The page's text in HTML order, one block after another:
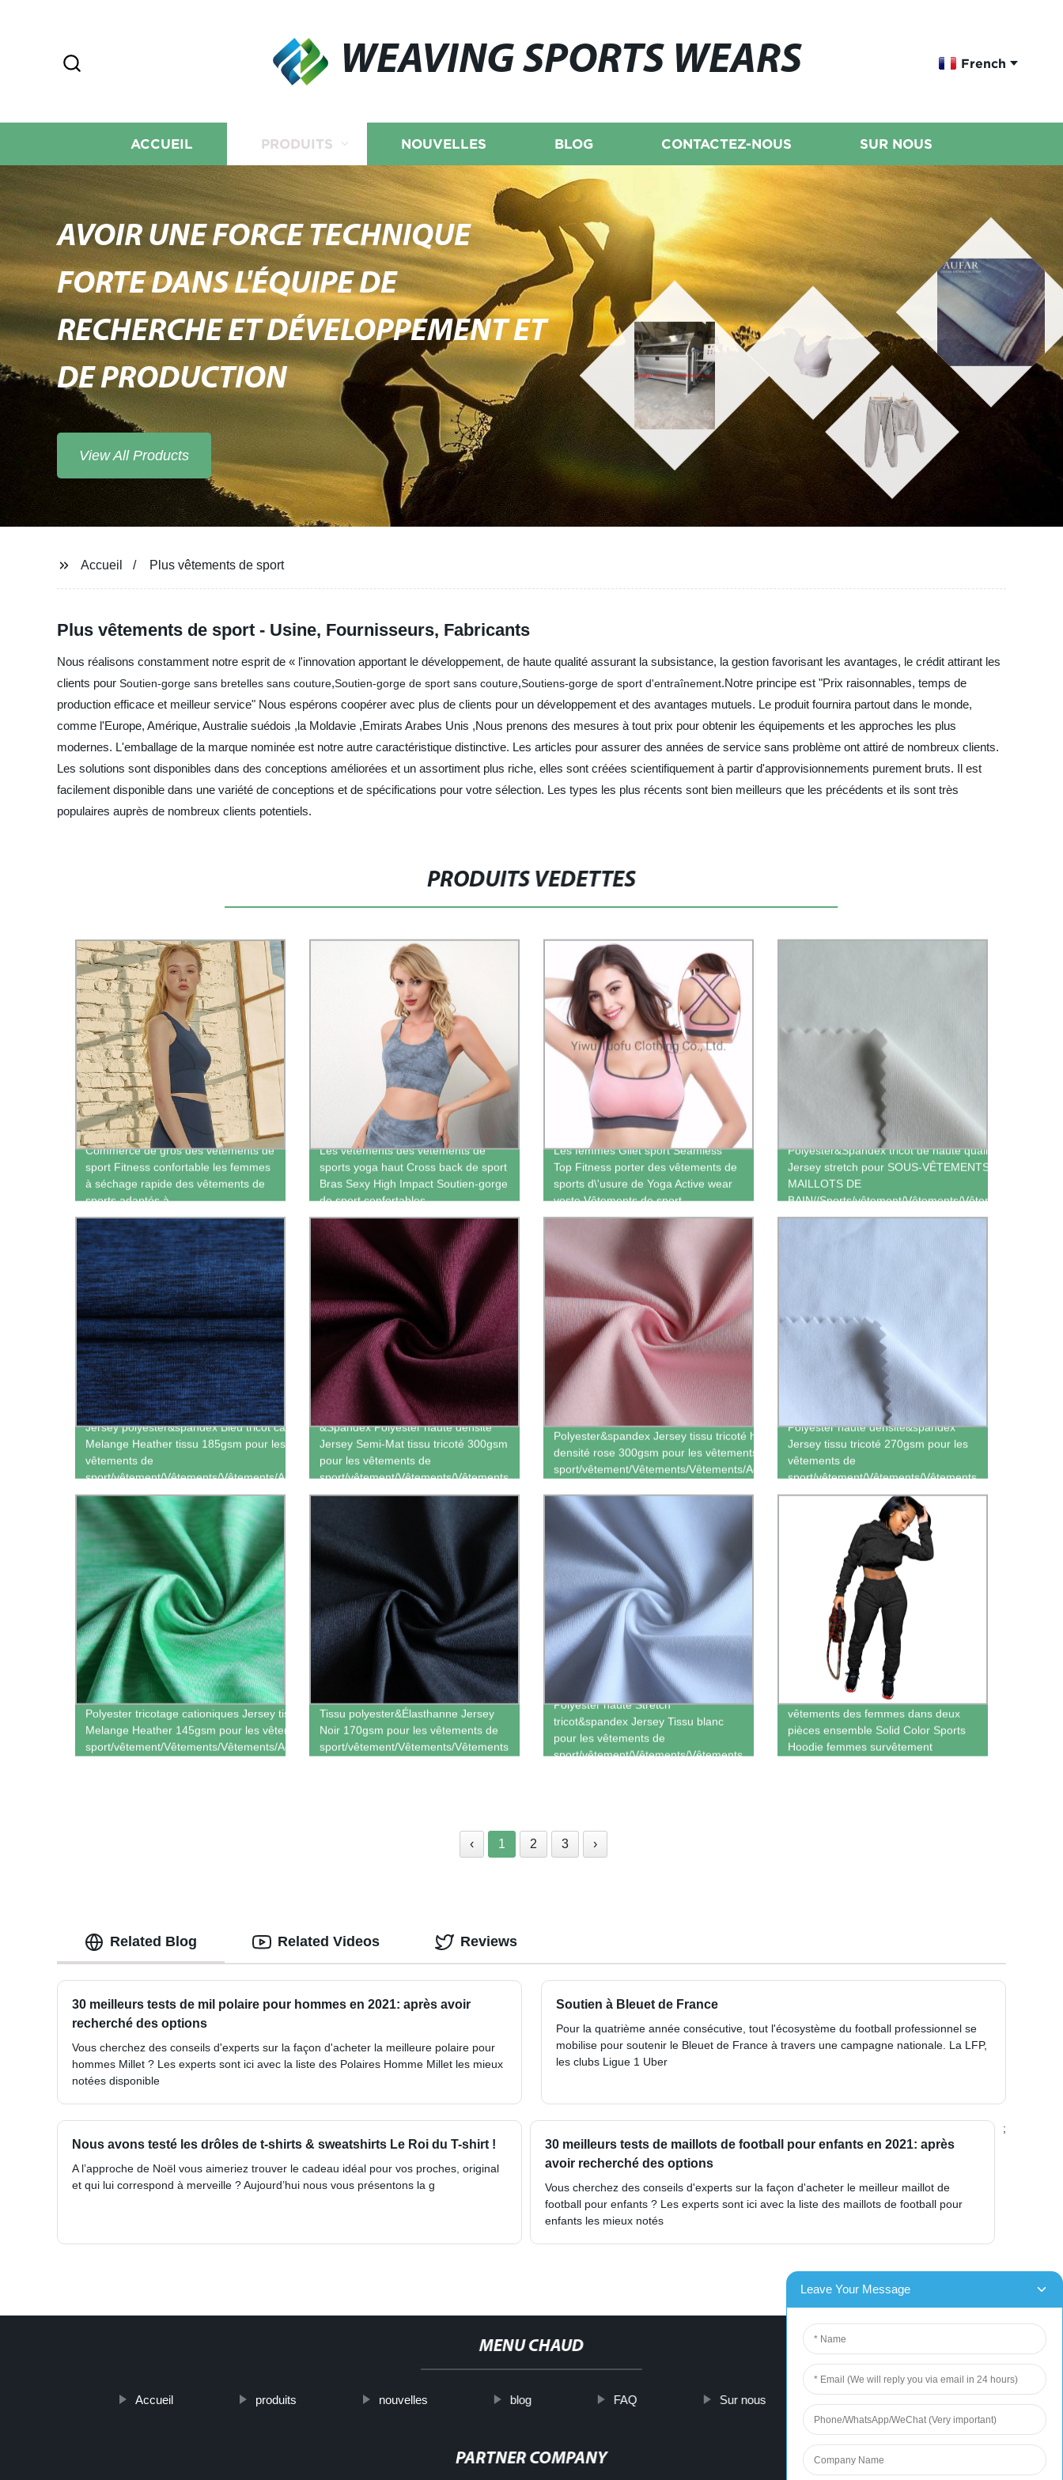
WEAVING SPORTS WEARS French
ACCUEIL PRODUITS NOUVELLES BLOG CONTACTEZ-NOUS SUR NOUS
AVOIR UNE FORCE TECHNIQUE
FORTE DANS L'ÉQUIPE DE
RECHERCHE ET DÉVELOPPEMENT ET
DE PRODUCTION
View All Products
Accueil Plus vêtements de sport
Plus vêtements de sport - Usine, Fournisseurs, Fabricants
Nous réalisons constamment notre esprit de « l'innovation apportant le développement, de haute qualité assurant la subsistance, la gestion favorisant les avantages, le crédit attirant les
clients pour Soutien-gorge sans bretelles sans couture,Soutien-gorge de sport sans couture,Soutiens-gorge de sport d'entraînement.Notre principe est "Prix raisonnables, temps de
production efficace et meilleur service" Nous espérons coopérer avec plus de clients pour un développement et des avantages mutuels. Le produit fournira partout dans le monde,
comme l'Europe, Amérique, Australie suédois ,la Moldavie ,Emirats Arabes Unis ,Nous prenons des mesures à tout prix pour obtenir les équipements et les approches les plus
modernes. L'emballage de la marque nominée est notre autre caractéristique distinctive. Les articles pour assurer des années de service sans problème ont attiré de nombreux clients.
Les solutions sont disponibles dans des conceptions améliorées et un assortiment plus riche, elles sont créées scientifiquement à partir d'approvisionnements purement bruts. Il est
facilement disponible dans une variété de conceptions et de spécifications pour votre sélection. Les types les plus récents sont bien meilleurs que les précédents et ils sont très
populaires auprès de nombreux clients potentiels.
PRODUITS VEDETTES
Commerce de gros des vêtements de
sport Fitness confortable les femmes
à séchage rapide des vêtements de
sports adaptés à
Les vêtements des vêtements de
sports yoga haut Cross back de sport
Bras Sexy High Impact Soutien-gorge
de sport confortables
Les femmes Gilet sport Seamless
Top Fitness porter des vêtements de
sports d\'usure de Yoga Active wear
veste Vêtements de sport
Polyester&Spandex tricot de haute qualité
Jersey stretch pour SOUS-VÊTEMENTS
MAILLOTS DE
BAIN//Sports/vêtement/Vêtements/Vêtements
Jersey polyester&spandex Bleu tricot cationiques
Melange Heather tissu 185gsm pour les
vêtements de
sport/vêtement/Vêtements/Vêtements/Activewear
&Spandex Polyester haute densité
Jersey Semi-Mat tissu tricoté 300gsm
pour les vêtements de
sport/vêtement/Vêtements/Vêtements
Polyester&spandex Jersey tissu tricoté haute
densité rose 300gsm pour les vêtements de
sport/vêtement/Vêtements/Vêtements/Activewear
Polyester haute densité&spandex
Jersey tissu tricoté 270gsm pour les
vêtements de
sport/vêtement/Vêtements/Vêtements
Polyester tricotage cationiques Jersey tissu vert
Melange Heather 145gsm pour les vêtements de
sport/vêtement/Vêtements/Vêtements/Activewear
Tissu polyester&Élasthanne Jersey
Noir 170gsm pour les vêtements de
sport/vêtement/Vêtements/Vêtements
Polyester haute Stretch
tricot&spandex Jersey Tissu blanc
pour les vêtements de
sport/vêtement/Vêtements/Vêtements
Plus tard l\'automne de gros de
vêtements des femmes dans deux
pièces ensemble Solid Color Sports
Hoodie femmes survêtement
‹ 1 2 3 ›
Related Blog
30 meilleurs tests de mil polaire pour hommes en 2021: après avoir
recherché des options
Vous cherchez des conseils d'experts sur la façon d'acheter la meilleure polaire pour
hommes Millet ? Les experts sont ici avec la liste des Polaires Homme Millet les mieux
notées disponible
Soutien à Bleuet de France
Pour la quatrième année consécutive, tout l'écosystème du football professionnel se
mobilise pour soutenir le Bleuet de France à travers une campagne nationale. La LFP,
les clubs Ligue 1 Uber
Nous avons testé les drôles de t-shirts & sweatshirts Le Roi du T-shirt !
A l’approche de Noël vous aimeriez trouver le cadeau idéal pour vos proches, original
et qui lui correspond à merveille ? Aujourd’hui nous vous présentons la g
30 meilleurs tests de maillots de football pour enfants en 2021: après
avoir recherché des options
Vous cherchez des conseils d'experts sur la façon d'acheter le meilleur maillot de
football pour enfants ? Les experts sont ici avec la liste des maillots de football pour
enfants les mieux notés
;
Related Videos Reviews
MENU CHAUD
Accueil produits nouvelles blog FAQ Sur nous
PARTNER COMPANY